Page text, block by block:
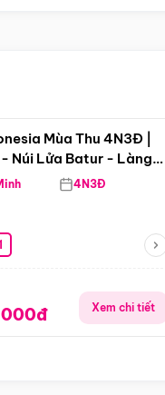
Mùa Thu 4N3Đ |
Núi Lửa Batur - Làng
4N3Đ
Xem chi tiết